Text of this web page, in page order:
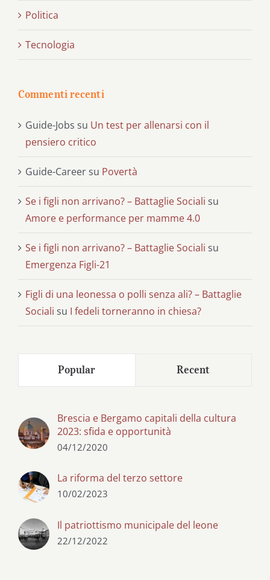
Politica
Tecnologia
Commenti recenti
Guide-Jobs su Un test per allenarsi con il
pensiero critico
Guide-Career su Povertà
Se i figli non arrivano? – Battaglie Sociali su
Amore e performance per mamme 4.0
Se i figli non arrivano? – Battaglie Sociali su
Emergenza Figli-21
Figli di una leonessa o polli senza ali? – Battaglie
Sociali su I fedeli torneranno in chiesa?
Popular Recent
Brescia e Bergamo capitali della cultura
2023: sfida e opportunità
04/12/2020
La riforma del terzo settore
10/02/2023
Il patriottismo municipale del leone
22/12/2022